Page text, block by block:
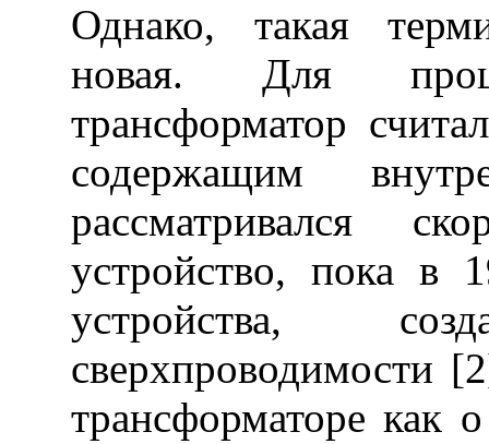
Однако, такая
новая. Для
трансформатор
содержащим
рассматривался
устройство, пока в
устройства,
сверхпроводимости
трансформаторе как